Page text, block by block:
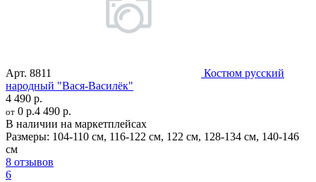
Арт. 8811
Костюм русский
народный "Вася-Василёк"
4 490 р.
от 0 р.4 490 р.
В наличии на маркетплейсах
Размеры: 104-110 см, 116-122 см, 122 см, 128-134 см, 140-146
см
8 отзывов
6